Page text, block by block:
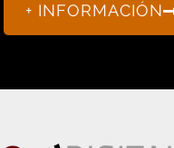
+ INFORMACIÓN